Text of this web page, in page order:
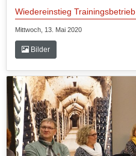
Wiedereinstieg Trainingsbetrieb
Mittwoch, 13. Mai 2020
Bilder